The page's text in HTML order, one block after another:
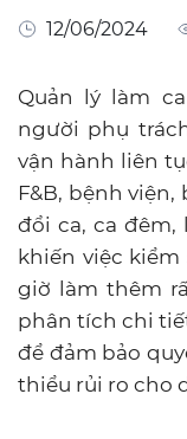
12/06/2024
Quản lý làm
người phụ
vận hành liên
F&B, bệnh viện,
đổi ca, ca
khiến việc
giờ làm thêm
phân tích chi
để đảm bảo
thiểu rủi ro cho